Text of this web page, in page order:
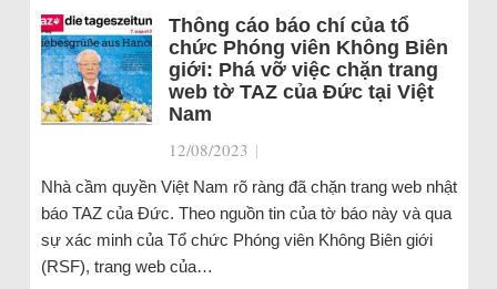
Thông cáo báo chí của tổ
chức Phóng viên Không Biên
giới: Phá vỡ việc chặn trang
web tờ TAZ của Đức tại Việt
Nam
12/08/2023 |
Nhà cầm quyền Việt Nam rõ ràng đã chặn trang web nhật
báo TAZ của Đức. Theo nguồn tin của tờ báo này và qua
sự xác minh của Tổ chức Phóng viên Không Biên giới
(RSF), trang web của…